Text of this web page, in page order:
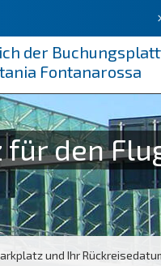
der
Fontanarossa
den
und Ihr